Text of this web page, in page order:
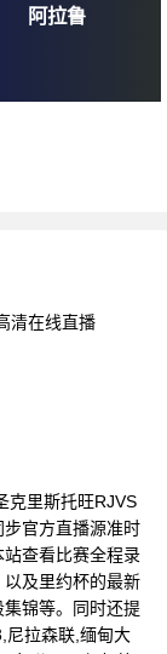
清在线直播
克里斯托旺RJVS
官方直播源准时
查看比赛全程录
及里约杯的最新
锦等。同时还提
尼拉森联,缅甸大